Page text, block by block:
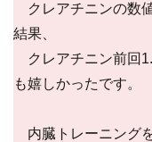
クレアチニンの数
結果、
クレアチニン前回
も嬉しかったです。
内臓トレーニング